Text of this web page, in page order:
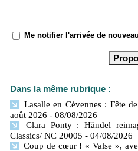
Me notifier l'arrivée de
Dans la même rubrique :
Lasalle en Cévennes : Fête
août 2026 - 08/08/2026
Clara Ponty : Händel
Classics/ NC 20005 - 04/08/2026
Coup de cœur ! « Valse »,